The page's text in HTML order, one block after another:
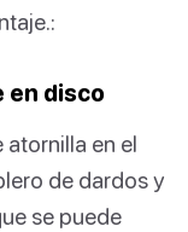
en disco
atornilla en el
de dardos y
se puede